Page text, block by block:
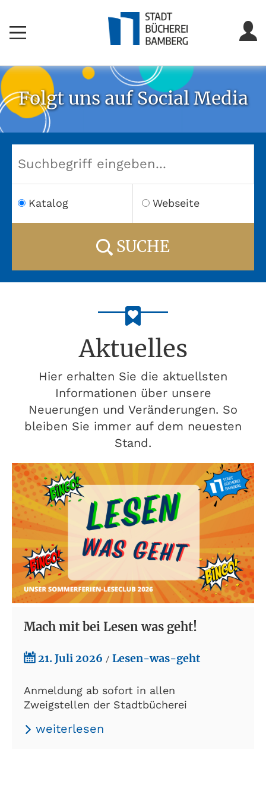
Folgt uns auf Social Media
Katalog Webseite
SUCHE
Aktuelles
Hier erhalten Sie die aktuellsten
Informationen über unsere
Neuerungen und Veränderungen. So
bleiben Sie immer auf dem neuesten
Stand.
Mach mit bei Lesen was geht!
21. Juli 2026 / Lesen-was-geht
Anmeldung ab sofort in allen
Zweigstellen der Stadtbücherei
weiterlesen